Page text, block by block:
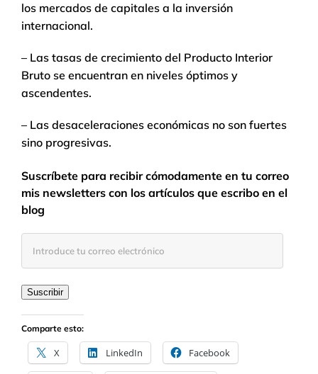
los mercados de capitales a la inversión
internacional.
– Las tasas de crecimiento del Producto Interior
Bruto se encuentran en niveles óptimos y
ascendentes.
– Las desaceleraciones económicas no son fuertes
sino progresivas.
Suscríbete para recibir cómodamente en tu correo
mis newsletters con los artículos que escribo en el
blog
electrónico
Suscribir
Comparte esto:
X LinkedIn Facebook